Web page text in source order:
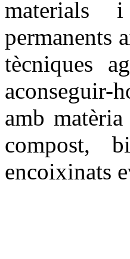
materials i
permanents
tècniques
aconseguir-
amb
compost,
encoixinats